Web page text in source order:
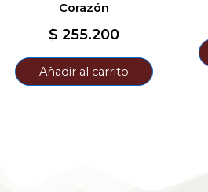
Corazón
$ 255.200
Añadir al carrito